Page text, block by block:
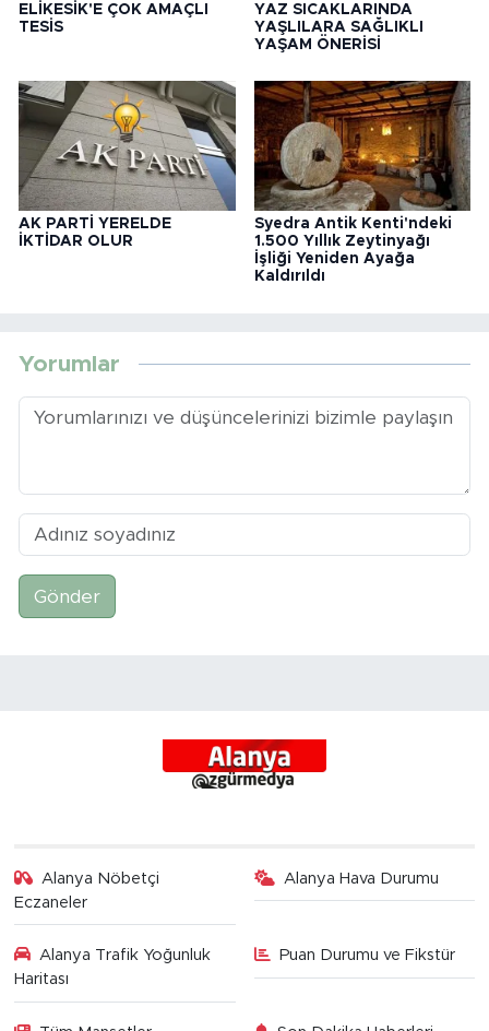
ELİKESİK'E ÇOK AMAÇLI
TESİS
YAZ SICAKLARINDA
YAŞLILARA SAĞLIKLI
YAŞAM ÖNERİSİ
AK PARTİ YERELDE
İKTİDAR OLUR
Syedra Antik Kenti'ndeki
1.500 Yıllık Zeytinyağı
İşliği Yeniden Ayağa
Kaldırıldı
Yorumlar
Gönder
Alanya Nöbetçi
Eczaneler
Alanya Hava Durumu
Alanya Trafik Yoğunluk
Haritası
Puan Durumu ve Fikstür